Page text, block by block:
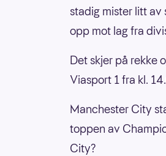
stadig mister litt av
opp mot lag fra
Det skjer på rekke
Viasport 1 fra kl.
Manchester City
toppen av
City?